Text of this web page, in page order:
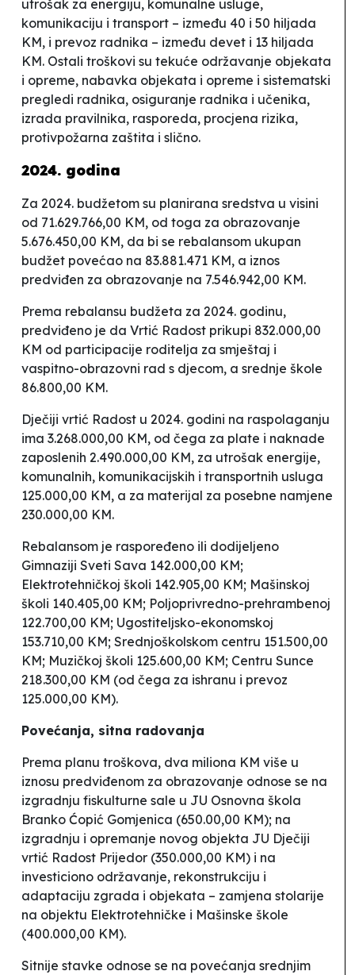
utrošak za energiju, komunalne usluge,
komunikaciju i transport – između 40 i 50 hiljada
KM, i prevoz radnika – između devet i 13 hiljada
KM. Ostali troškovi su tekuće održavanje objekata
i opreme, nabavka objekata i opreme i sistematski
pregledi radnika, osiguranje radnika i učenika,
izrada pravilnika, rasporeda, procjena rizika,
protivpožarna zaštita i slično.
2024. godina
Za 2024. budžetom su planirana sredstva u visini
od 71.629.766,00 KM, od toga za obrazovanje
5.676.450,00 KM, da bi se rebalansom ukupan
budžet povećao na 83.881.471 KM, a iznos
predviđen za obrazovanje na 7.546.942,00 KM.
Prema rebalansu budžeta za 2024. godinu,
predviđeno je da Vrtić Radost prikupi 832.000,00
KM od participacije roditelja za smještaj i
vaspitno-obrazovni rad s djecom, a srednje škole
86.800,00 KM.
Dječiji vrtić Radost u 2024. godini na raspolaganju
ima 3.268.000,00 KM, od čega za plate i naknade
zaposlenih 2.490.000,00 KM, za utrošak energije,
komunalnih, komunikacijskih i transportnih usluga
125.000,00 KM, a za materijal za posebne namjene
230.000,00 KM.
Rebalansom je raspoređeno ili dodijeljeno
Gimnaziji Sveti Sava 142.000,00 KM;
Elektrotehničkoj školi 142.905,00 KM; Mašinskoj
školi 140.405,00 KM; Poljoprivredno-prehrambenoj
122.700,00 KM; Ugostiteljsko-ekonomskoj
153.710,00 KM; Srednjoškolskom centru 151.500,00
KM; Muzičkoj školi 125.600,00 KM; Centru Sunce
218.300,00 KM (od čega za ishranu i prevoz
125.000,00 KM).
Povećanja, sitna radovanja
Prema planu troškova, dva miliona KM više u
iznosu predviđenom za obrazovanje odnose se na
izgradnju fiskulturne sale u JU Osnovna škola
Branko Ćopić Gomjenica (650.00,00 KM); na
izgradnju i opremanje novog objekta JU Dječiji
vrtić Radost Prijedor (350.000,00 KM) i na
investiciono održavanje, rekonstrukciju i
adaptaciju zgrada i objekata – zamjena stolarije
na objektu Elektrotehničke i Mašinske škole
(400.000,00 KM).
Sitnije stavke odnose se na povećanja srednjim